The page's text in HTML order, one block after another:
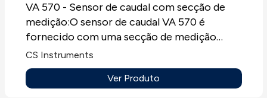
VA 570 - Sensor de caudal com secção de
medição:O sensor de caudal VA 570 é
fornecido com uma secção de medição
integrada. As secções de medição estão
disponíveis na versão com flange ou em
versão com rosca R ou NPT. Como
CS Instruments
Ver Produto